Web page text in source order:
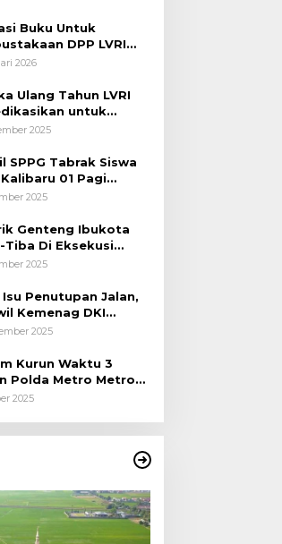
Buku Untuk
DPP LVRI
Mengalir
2026
Ulang Tahun LVRI
untuk
2025
SPPG Tabrak Siswa
Kalibaru 01 Pagi
Jakarta Utara
2025
Genteng Ibukota
Tiba Di Eksekusi
Pengadilan Negeri
Sejak Awal
2025
Isu Penutupan Jalan,
Kemenag DKI
Luruskan Fakta
2025
Kurun Waktu 3
Polda Metro Metro
1,14 Ton Narkoba
2025